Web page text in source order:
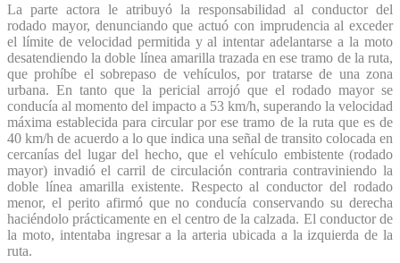
La parte actora le atribuyó la responsabilidad al conductor del
rodado mayor, denunciando que actuó con imprudencia al exceder
el límite de velocidad permitida y al intentar adelantarse a la moto
desatendiendo la doble línea amarilla trazada en ese tramo de la ruta,
que prohíbe el sobrepaso de vehículos, por tratarse de una zona
urbana. En tanto que la pericial arrojó que el rodado mayor se
conducía al momento del impacto a 53 km/h, superando la velocidad
máxima establecida para circular por ese tramo de la ruta que es de
40 km/h de acuerdo a lo que indica una señal de transito colocada en
cercanías del lugar del hecho, que el vehículo embistente (rodado
mayor) invadió el carril de circulación contraria contraviniendo la
doble línea amarilla existente. Respecto al conductor del rodado
menor, el perito afirmó que no conducía conservando su derecha
haciéndolo prácticamente en el centro de la calzada. El conductor de
la moto, intentaba ingresar a la arteria ubicada a la izquierda de la
ruta.